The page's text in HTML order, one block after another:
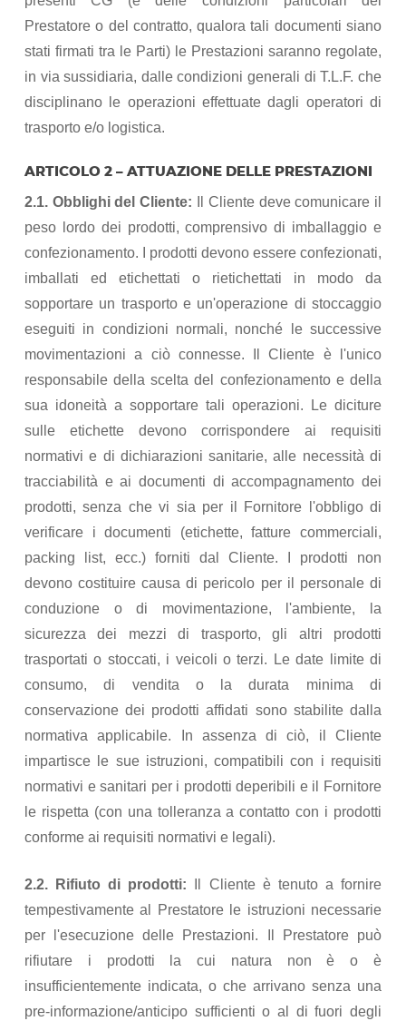
Prestatore o del contratto, qualora tali documenti siano
stati firmati tra le Parti) le Prestazioni saranno regolate,
in via sussidiaria, dalle condizioni generali di T.L.F. che
disciplinano le operazioni effettuate dagli operatori di
trasporto e/o logistica.
ARTICOLO 2 – ATTUAZIONE DELLE PRESTAZIONI
2.1. Obblighi del Cliente: Il Cliente deve comunicare il
peso lordo dei prodotti, comprensivo di imballaggio e
confezionamento. I prodotti devono essere confezionati,
imballati ed etichettati o rietichettati in modo da
sopportare un trasporto e un'operazione di stoccaggio
eseguiti in condizioni normali, nonché le successive
movimentazioni a ciò connesse. Il Cliente è l'unico
responsabile della scelta del confezionamento e della
sua idoneità a sopportare tali operazioni. Le diciture
sulle etichette devono corrispondere ai requisiti
normativi e di dichiarazioni sanitarie, alle necessità di
tracciabilità e ai documenti di accompagnamento dei
prodotti, senza che vi sia per il Fornitore l'obbligo di
verificare i documenti (etichette, fatture commerciali,
packing list, ecc.) forniti dal Cliente. I prodotti non
devono costituire causa di pericolo per il personale di
conduzione o di movimentazione, l'ambiente, la
sicurezza dei mezzi di trasporto, gli altri prodotti
trasportati o stoccati, i veicoli o terzi. Le date limite di
consumo, di vendita o la durata minima di
conservazione dei prodotti affidati sono stabilite dalla
normativa applicabile. In assenza di ciò, il Cliente
impartisce le sue istruzioni, compatibili con i requisiti
normativi e sanitari per i prodotti deperibili e il Fornitore
le rispetta (con una tolleranza a contatto con i prodotti
conforme ai requisiti normativi e legali).
2.2. Rifiuto di prodotti: Il Cliente è tenuto a fornire
tempestivamente al Prestatore le istruzioni necessarie
per l'esecuzione delle Prestazioni. Il Prestatore può
rifiutare i prodotti la cui natura non è o è
insufficientemente indicata, o che arrivano senza una
pre-informazione/anticipo sufficienti o al di fuori degli